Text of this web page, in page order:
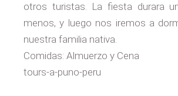
otros turistas. La fiesta durara
menos, y luego nos iremos a
nuestra familia nativa.
Comidas: Almuerzo y Cena
tours-a-puno-peru